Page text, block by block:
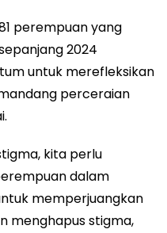
perempuan yang
2024
untuk merefleksikan
perceraian
kita perlu
dalam
memperjuangkan
menghapus stigma,